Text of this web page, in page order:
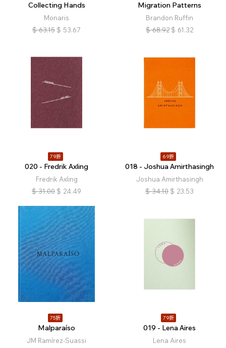
Collecting Hands
Monaris
$ 63.15 $ 53.67
Migration Patterns
Brandon Ruffin
$ 68.92 $ 61.32
79折
020 - Fredrik Axling
Fredrik Axling
$ 31.00 $ 24.49
69折
018 - Joshua Amirthasingh
Joshua Amirthasingh
$ 34.10 $ 23.53
75折
Malparaíso
JM Ramírez-Suassi
79折
019 - Lena Aires
Lena Aires